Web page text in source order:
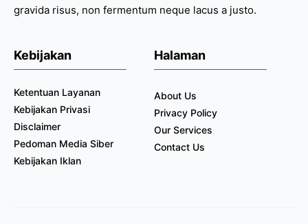
gravida risus, non fermentum neque lacus a justo.
Kebijakan
Ketentuan Layanan
Kebijakan Privasi
Disclaimer
Pedoman Media Siber
Kebijakan Iklan
Halaman
About Us
Privacy Policy
Our Services
Contact Us